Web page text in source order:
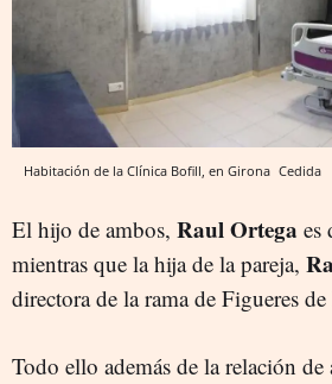
Habitación de la Clínica Bofill, en Girona Cedida
El hijo de ambos, Raul Ortega es
mientras que la hija de la pareja,
directora de la rama de Figueres
Todo ello además de la relación de